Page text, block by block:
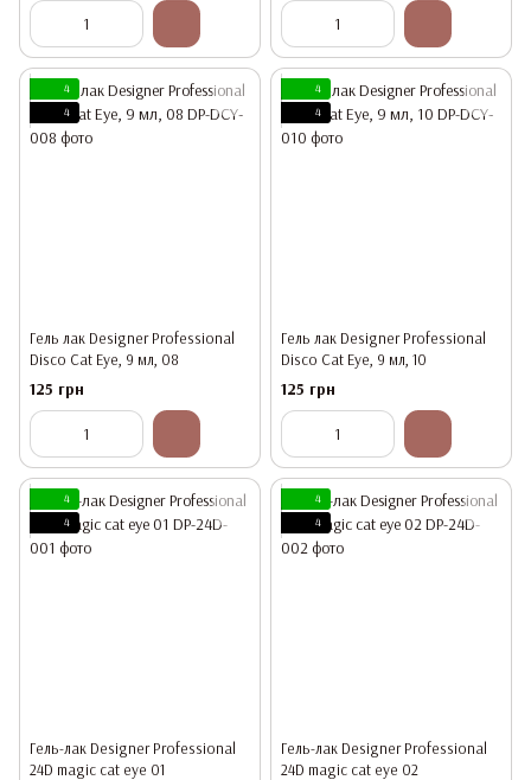
4
4
Гель лак Designer Professional
Disco Cat Eye, 9 мл, 08
125 грн
4
4
Гель лак Designer Professional
Disco Cat Eye, 9 мл, 10
125 грн
4
4
Гель-лак Designer Professional
24D magic cat eye 01
4
4
Гель-лак Designer Professional
24D magic cat eye 02